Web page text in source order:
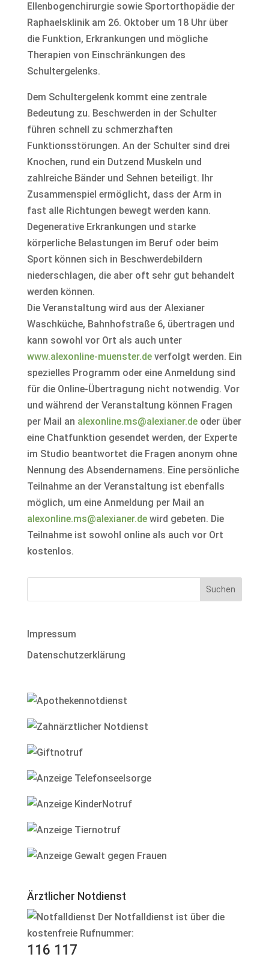
Ellenbogenchirurgie sowie Sportorthopädie der
Raphaelsklinik am 26. Oktober um 18 Uhr über
die Funktion, Erkrankungen und mögliche
Therapien von Einschränkungen des
Schultergelenks.
Dem Schultergelenk kommt eine zentrale
Bedeutung zu. Beschwerden in der Schulter
führen schnell zu schmerzhaften
Funktionsstörungen. An der Schulter sind drei
Knochen, rund ein Dutzend Muskeln und
zahlreiche Bänder und Sehnen beteiligt. Ihr
Zusammenspiel ermöglicht, dass der Arm in
fast alle Richtungen bewegt werden kann.
Degenerative Erkrankungen und starke
körperliche Belastungen im Beruf oder beim
Sport können sich in Beschwerdebildern
niederschlagen, die aber oft sehr gut behandelt
werden können.
Die Veranstaltung wird aus der Alexianer
Waschküche, Bahnhofstraße 6, übertragen und
kann sowohl vor Ort als auch unter
www.alexonline-​muenster.deverfolgt werden. Ein
spezielles Programm oder eine Anmeldung sind
für die Online-Übertragung nicht notwendig. Vor
und während der Veranstaltung können Fragen
per Mail an alexonline.ms@alexianer.deoder über
eine Chatfunktion gesendet werden, der Experte
im Studio beantwortet die Fragen anonym ohne
Nennung des Absendernamens. Eine persönliche
Teilnahme an der Veranstaltung ist ebenfalls
möglich, um eine Anmeldung per Mail an
alexonline.ms@alexianer.dewird gebeten. Die
Teilnahme ist sowohl online als auch vor Ort
kostenlos.
Impressum
Datenschutzerklärung
Ärztlicher Notdienst
Der Notfalldienst ist über die
kostenfreie Rufnummer:
116 117